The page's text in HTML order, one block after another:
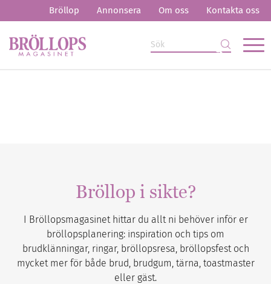
Bröllop Annonsera Om oss Kontakta oss
Bröllop i sikte?
I Bröllopsmagasinet hittar du allt ni behöver inför er
bröllopsplanering: inspiration och tips om
brudklänningar, ringar, bröllopsresa, bröllopsfest och
mycket mer för både brud, brudgum, tärna, toastmaster
eller gäst.